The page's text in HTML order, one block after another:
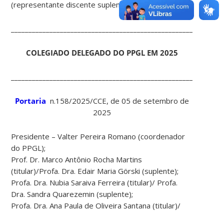
(representante discente suplente – ME)
COLEGIADO DELEGADO DO PPGL EM 2025
Portaria n.158/2025/CCE, de 05 de setembro de
2025
Presidente – Valter Pereira Romano (coordenador
do PPGL);
Prof. Dr. Marco Antônio Rocha Martins
(titular)/Profa. Dra. Edair Maria Görski (suplente);
Profa. Dra. Nubia Saraiva Ferreira (titular)/ Profa.
Dra. Sandra Quarezemin (suplente);
Profa. Dra. Ana Paula de Oliveira Santana (titular)/